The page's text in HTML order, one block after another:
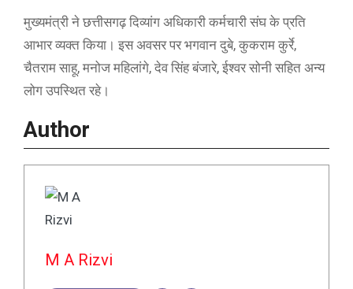
मुख्यमंत्री ने छत्तीसगढ़ दिव्यांग अधिकारी कर्मचारी संघ के प्रति
आभार व्यक्त किया। इस अवसर पर भगवान दुबे, कुकराम कुर्रे,
चैतराम साहू, मनोज महिलांगे, देव सिंह बंजारे, ईश्वर सोनी सहित अन्य
लोग उपस्थित रहे।
Author
M A Rizvi